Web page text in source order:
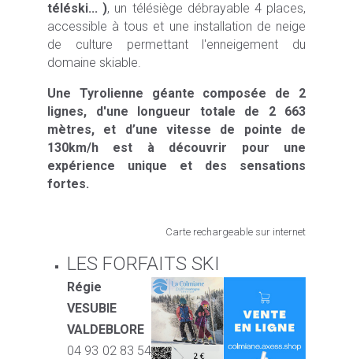
téléski... ), un télésiège débrayable 4 places,
accessible à tous et une installation de neige
de culture permettant l'enneigement du
domaine skiable.
Une Tyrolienne géante composée de 2
lignes, d'une longueur totale de 2 663
mètres, et d’une vitesse de pointe de
130km/h est à découvrir pour une
expérience unique et des sensations
fortes.
Carte rechargeable sur internet
LES FORFAITS SKI
Régie
VESUBIE
VALDEBLORE
04 93 02 83 54